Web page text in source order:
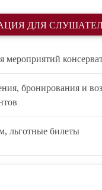
ДЛЯ
мероприятий
бронирования и
льготные билеты